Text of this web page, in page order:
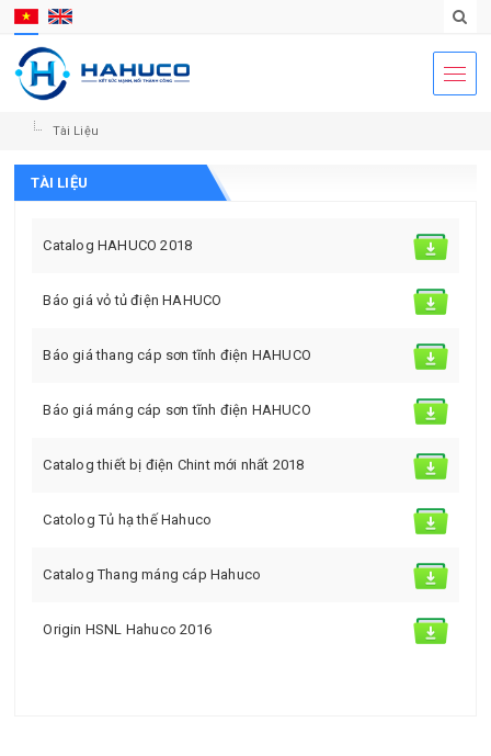
Tài Liệu
TÀI LIỆU
Catalog HAHUCO 2018
Báo giá vỏ tủ điện HAHUCO
Báo giá thang cáp sơn tĩnh điện HAHUCO
Báo giá máng cáp sơn tĩnh điện HAHUCO
Catalog thiết bị điện Chint mới nhất 2018
Catolog Tủ hạ thế Hahuco
Catalog Thang máng cáp Hahuco
Origin HSNL Hahuco 2016